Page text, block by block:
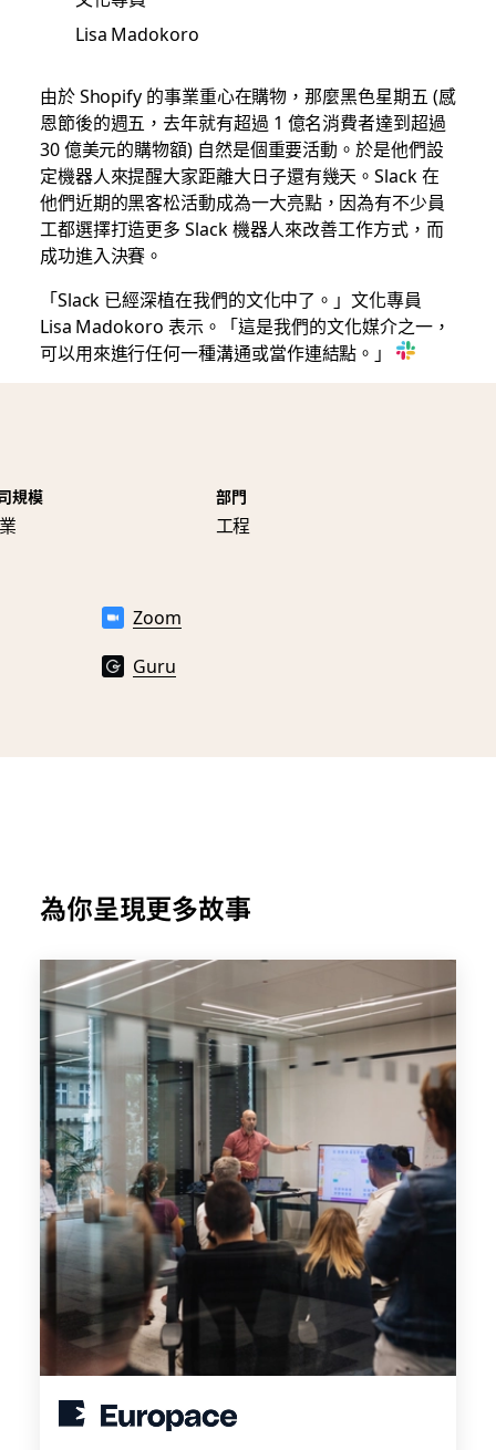
Lisa Madokoro
由於 Shopify 的事業重心在購物，那麼黑色星期五 (感
恩節後的週五，去年就有超過 1 億名消費者達到超過
30 億美元的購物額) 自然是個重要活動。於是他們設
定機器人來提醒大家距離大日子還有幾天。Slack 在
他們近期的黑客松活動成為一大亮點，因為有不少員
工都選擇打造更多 Slack 機器人來改善工作方式，而
成功進入決賽。
「Slack 已經深植在我們的文化中了。」文化專員
Lisa Madokoro 表示。「這是我們的文化媒介之一，
可以用來進行任何一種溝通或當作連結點。」
規模 部門
工程
Zoom
Guru
為你呈現更多故事